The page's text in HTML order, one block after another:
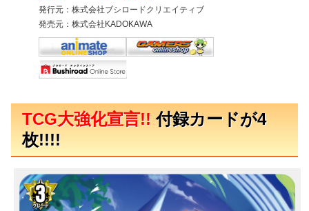
発行元：株式会社ブシロードクリエイティブ
発売元：株式会社KADOKAWA
TCG大強化宣言!!付録カードが4
枚!!!!